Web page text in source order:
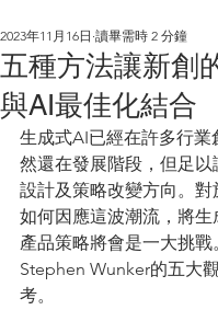
五種方法讓新創
與AI最佳化結合
2023年11月16日 讀畢需時 2 分鐘
生成式AI已經在許多行業
然還在發展階段，但足以
設計及策略改變方向。對
如何因應這波潮流，將生
產品策略將會是一大挑
Stephen Wunker的五大
考。